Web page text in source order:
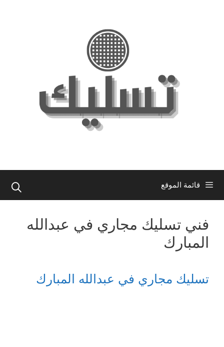
قائمة الموقع
فني تسليك مجاري في عبدالله
المبارك
تسليك مجاري في عبدالله المبارك